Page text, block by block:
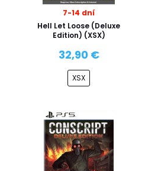
7-14 dní
Hell Let Loose (Deluxe
Edition) (XSX)
32,90 €
XSX